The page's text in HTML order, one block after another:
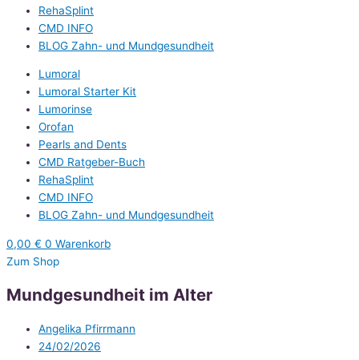
RehaSplint
CMD INFO
BLOG Zahn- und Mundgesundheit
Lumoral
Lumoral Starter Kit
Lumorinse
Orofan
Pearls and Dents
CMD Ratgeber-Buch
RehaSplint
CMD INFO
BLOG Zahn- und Mundgesundheit
0,00 € 0 Warenkorb
Zum Shop
Mundgesundheit im Alter
Angelika Pfirrmann
24/02/2026